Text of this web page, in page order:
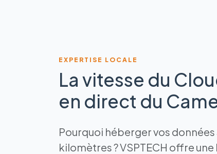
EXPERTISE LOCALE
La vitesse du
en direct du
Pourquoi héberger vos données
kilomètres ? VSPTECH offre